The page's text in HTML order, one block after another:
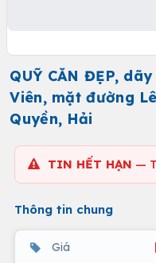
QUỸ CĂN ĐẸP,
Viên, mặt đường
Quyền, Hải
TIN HẾT HẠN —
Thông tin chung
Giá